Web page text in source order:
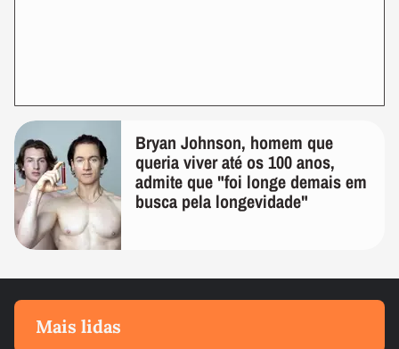
Bryan Johnson, homem que
queria viver até os 100 anos,
admite que "foi longe demais em
busca pela longevidade"
Mais lidas